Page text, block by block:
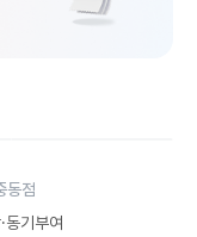
동점
동기부여